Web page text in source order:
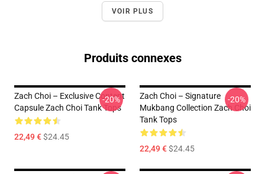
VOIR PLUS
Produits connexes
Zach Choi – Exclusive Content
Capsule Zach Choi Tank Tops
22,49 €$24.45
-20%
Zach Choi – Signature
Mukbang Collection Zach Choi
Tank Tops
22,49 €$24.45
-20%